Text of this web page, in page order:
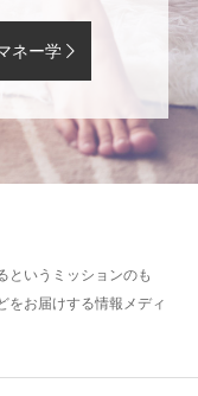
ネー学
というミッションのも
をお届けする情報メディ